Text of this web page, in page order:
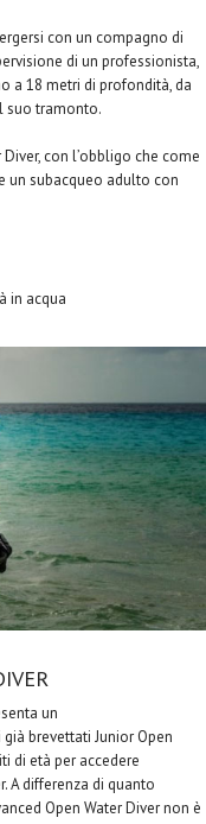
con un compagno di
di un professionista,
a 18 metri di profondità, da
suo tramonto.
con l’obbligo che come
un subacqueo adulto con
in acqua
un
brevettati Junior Open
di età per accedere
A differenza di quanto
Open Water Diver non è